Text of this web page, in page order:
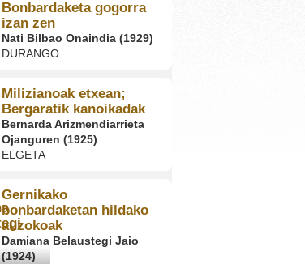
Bonbardaketa gogorra
izan zen
Nati Bilbao Onaindia (1929)
DURANGO
Milizianoak etxean;
Bergaratik kanoikadak
Bernarda Arizmendiarrieta
Ojanguren (1925)
ELGETA
Gernikako
bonbardaketan hildako
auzokoak
Damiana Belaustegi Jaio
(1924)